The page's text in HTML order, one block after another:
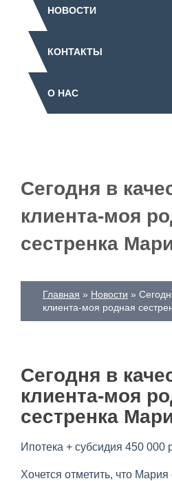
НОВОСТИ
КОНТАКТЫ
О НАС
Сегодня в
клиента-моя
сестренка
Главная Новости
клиента-моя родная
Сегодня в
клиента-моя
сестренка
Ипотека + субсидия 450 000
Хочется отметить, что